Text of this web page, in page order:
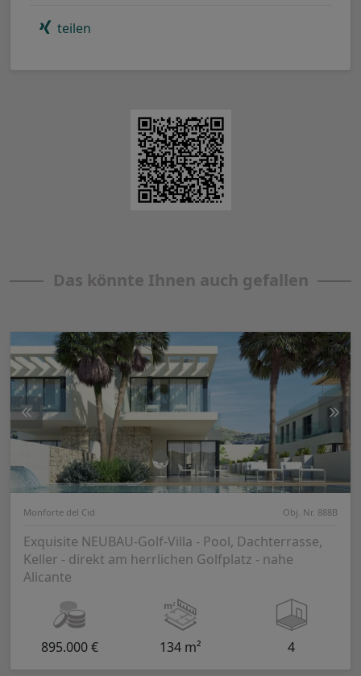
teilen
Das könnte Ihnen auch gefallen
Monforte del Cid Obj. Nr. 888B
Exquisite NEUBAU-Golf-Villa - Pool, Dachterrasse,
Keller - direkt am herrlichen Golfplatz - nahe
Alicante
895.000 € 134 m² 4